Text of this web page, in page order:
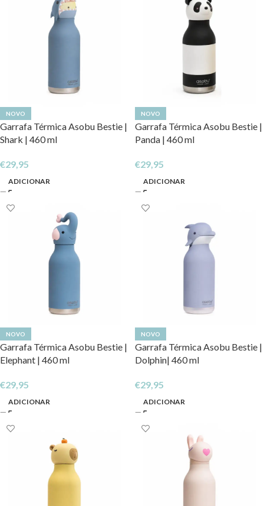
NOVO
Garrafa Térmica Asobu Bestie |
Shark | 460 ml
€29,95
ADICIONAR
NOVO
Garrafa Térmica Asobu Bestie |
Panda | 460 ml
€29,95
ADICIONAR
NOVO
Garrafa Térmica Asobu Bestie |
Elephant | 460 ml
€29,95
ADICIONAR
NOVO
Garrafa Térmica Asobu Bestie |
Dolphin| 460 ml
€29,95
ADICIONAR